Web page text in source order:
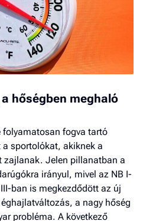
hőségben meghaló
folyamatosan fogva tartó
sportolókat, akiknek a
zajlanak. Jelen pillanatban a
irányul, mivel az NB I-
ban is megkezdődött az új
a nagy hőség
probléma. A következő